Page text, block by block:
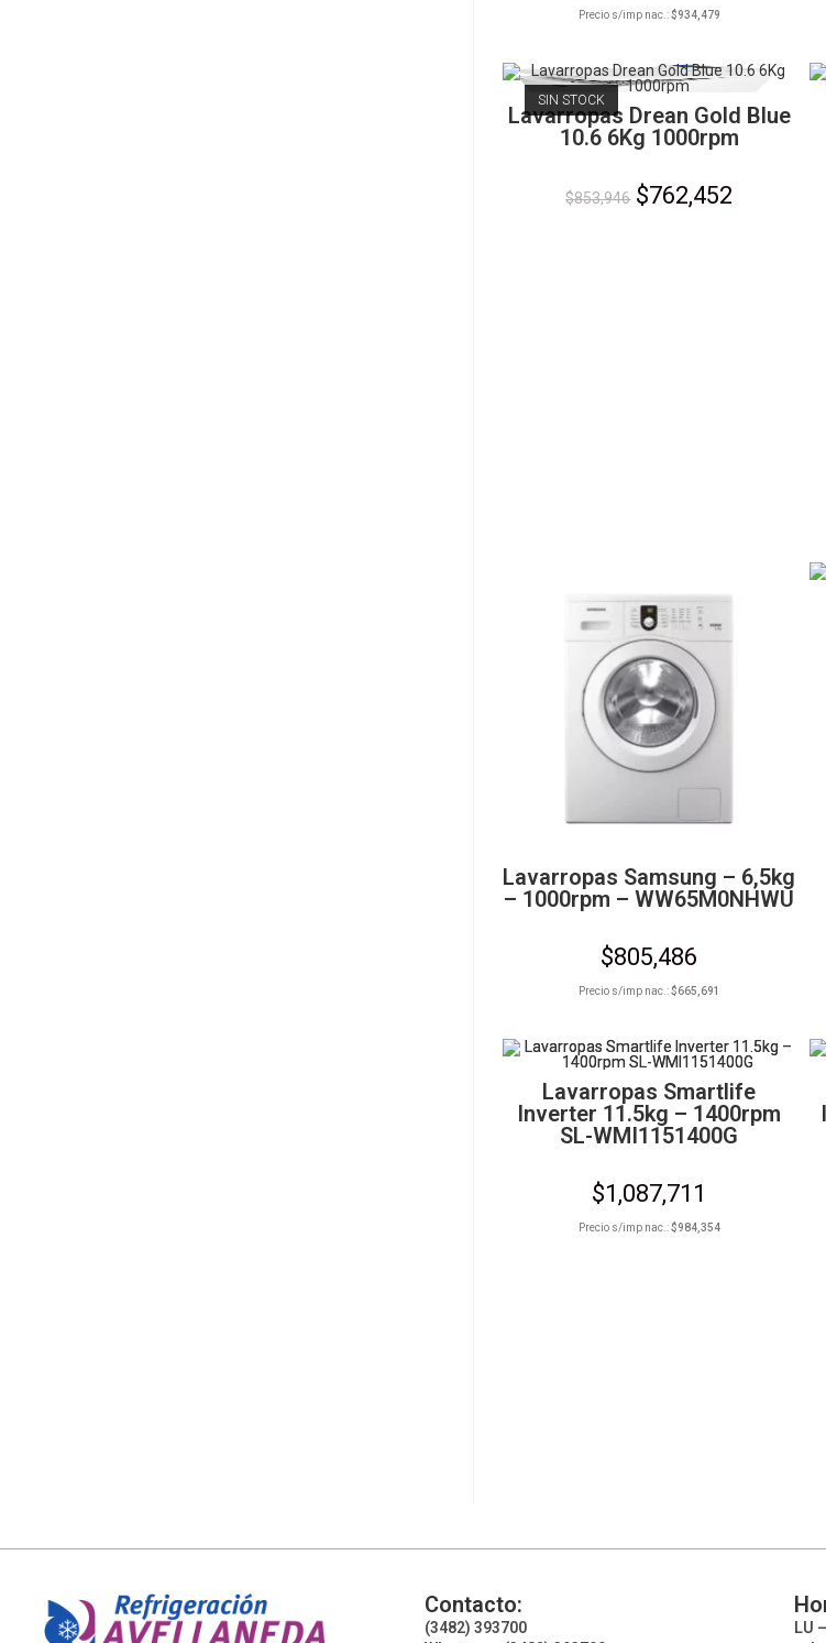
Precio s/imp nac.:$934,479
SIN STOCK
Lavarropas Drean Gold Blue
10.6 6Kg 1000rpm
$853,946 $762,452
Lavarropas Samsung – 6,5kg
– 1000rpm – WW65M0NHWU
$805,486
Precio s/imp nac.:$665,691
Lavarropas Smartlife
Inverter 11.5kg – 1400rpm
SL-WMI1151400G
$1,087,711
Precio s/imp nac.:$984,354
Contacto:
(3482) 393700
LU